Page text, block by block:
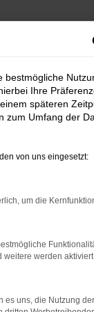
für Passau
eine
Qualität
die
Modelle
all die Extras
bestmögliche
Ihre
späteren
zum Umfang der
von uns eingesetzt:
um die
weitere werden
es uns, die Nutzung